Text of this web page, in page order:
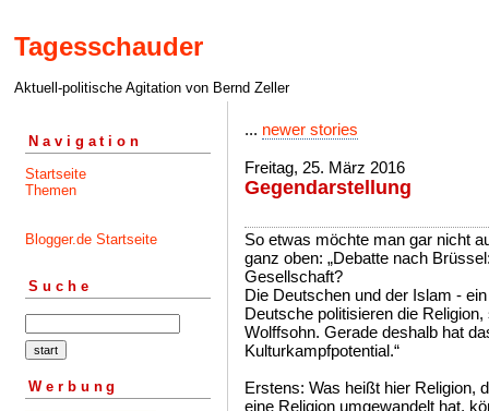
Tagesschauder
Aktuell-politische Agitation von Bernd Zeller
Navigation
Startseite
Themen
Blogger.de Startseite
Suche
Werbung
... newer stories
Freitag, 25. März 2016
Gegendarstellung
So etwas möchte man gar nicht
ganz oben: „Debatte nach
Gesellschaft?
Die Deutschen und der Islam -
Deutsche politisieren die
Wolffsohn. Gerade deshalb hat
Kulturkampfpotential.“
Erstens: Was heißt hier Religion,
eine Religion umgewandelt hat,